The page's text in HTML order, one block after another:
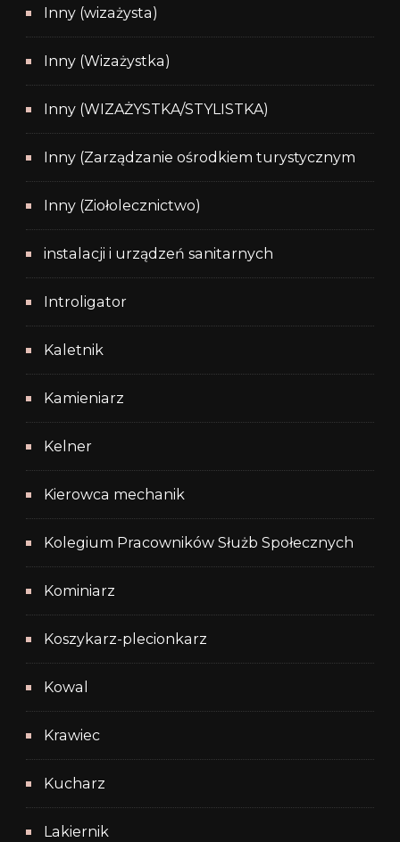
Inny (wizażysta)
Inny (Wizażystka)
Inny (WIZAŻYSTKA/STYLISTKA)
Inny (Zarządzanie ośrodkiem turystycznym
Inny (Ziołolecznictwo)
instalacji i urządzeń sanitarnych
Introligator
Kaletnik
Kamieniarz
Kelner
Kierowca mechanik
Kolegium Pracowników Służb Społecznych
Kominiarz
Koszykarz-plecionkarz
Kowal
Krawiec
Kucharz
Lakiernik